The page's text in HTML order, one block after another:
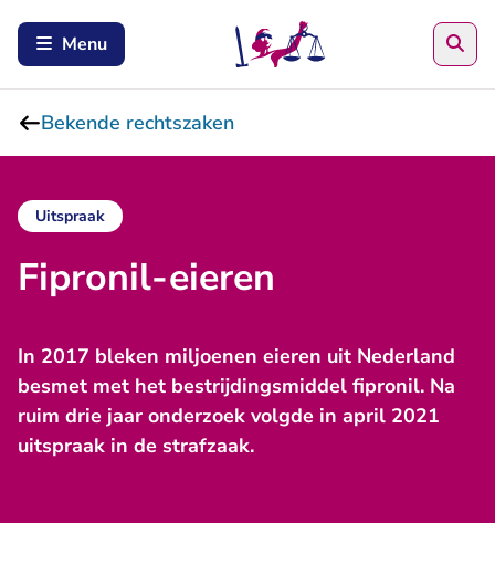
Menu
Bekende rechtszaken
Uitspraak
Fipronil-eieren
In 2017 bleken miljoenen eieren uit Nederland
besmet met het bestrijdingsmiddel fipronil. Na
ruim drie jaar onderzoek volgde in april 2021
uitspraak in de strafzaak.